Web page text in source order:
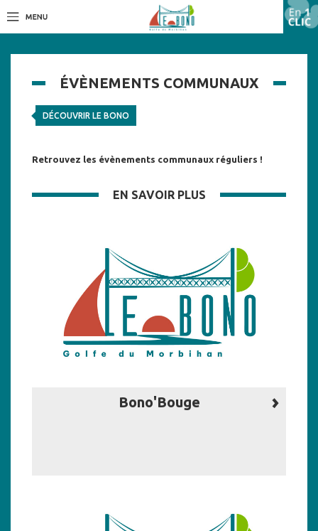
ÉVÈNEMENTS COMMUNAUX
DÉCOUVRIR LE BONO
Retrouvez les évènements communaux réguliers !
EN SAVOIR PLUS
Bono'Bouge